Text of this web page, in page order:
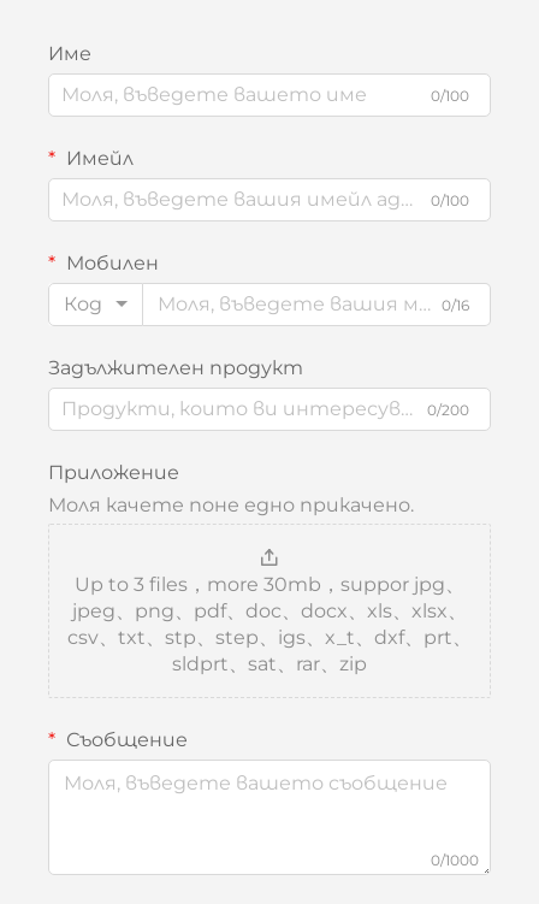
Име
0/100
Имейл
0/100
Мобилен
Код
0/16
Задължителен продукт
0/200
Приложение
Моля качете поне едно прикачено.
Up to 3 files，more 30mb，suppor jpg、
jpeg、png、pdf、doc、docx、xls、xlsx、
csv、txt、stp、step、igs、x_t、dxf、prt、
sldprt、sat、rar、zip
Съобщение
0/1000